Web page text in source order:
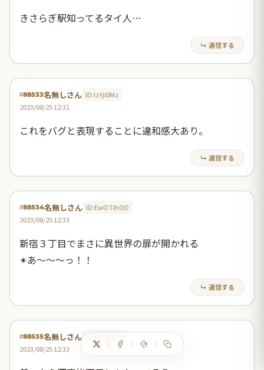
きさらぎ駅知ってるタイ人…
↳ 返信する
#88533名無しさん ID:IzYjI0Mz
2023/08/25 12:31
これをバグと表現することに違和感大あり。
↳ 返信する
#88534名無しさん ID:EwOTlhOD
2023/08/25 12:33
新宿３丁目でまさに異世界の扉が開かれる
✴あ～～～っ！！
↳ 返信する
#88535名無しさん ID:EwYjE3ZW
2023/08/25 12:33